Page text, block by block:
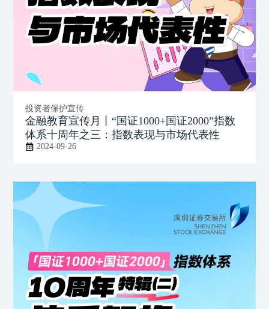
投资者保护宣传
金融教育宣传月丨“国证1000+国证2000”指数
体系十周年之三：指数表现与市场代表性
2024-09-26